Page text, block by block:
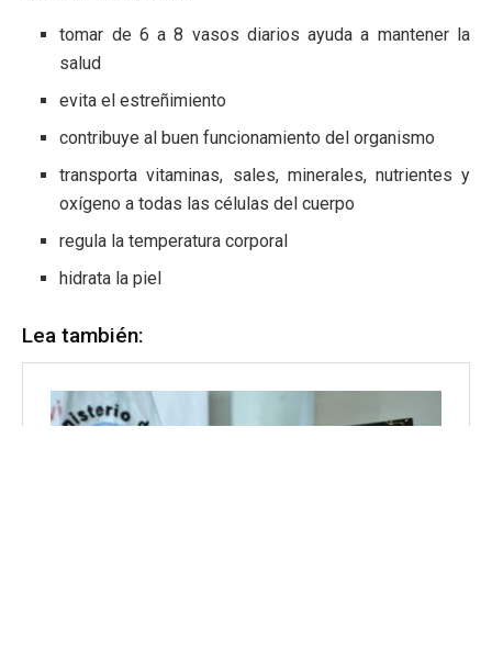
tomar de 6 a 8 vasos diarios ayuda a mantener la
salud
evita el estreñimiento
contribuye al buen funcionamiento del organismo
transporta vitaminas, sales, minerales, nutrientes y
oxígeno a todas las células del cuerpo
regula la temperatura corporal
hidrata la piel
Lea también: